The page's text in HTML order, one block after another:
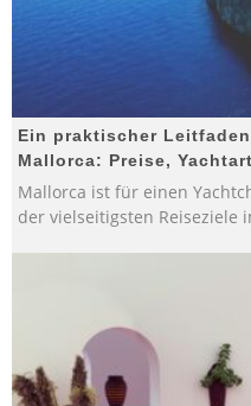
Ein praktischer
Mallorca: Preise,
Mallorca ist für einen
der vielseitigsten